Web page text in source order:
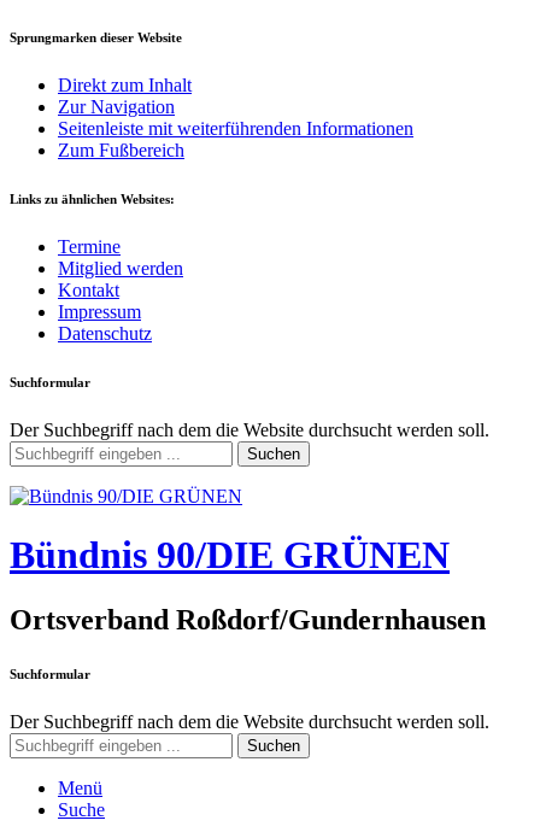
Sprungmarken dieser Website
Direkt zum Inhalt
Zur Navigation
Seitenleiste mit weiterführenden Informationen
Zum Fußbereich
Links zu ähnlichen Websites:
Termine
Mitglied werden
Kontakt
Impressum
Datenschutz
Suchformular
Der Suchbegriff nach dem die Website durchsucht werden soll.
Suchen
Bündnis 90/DIE GRÜNEN
Ortsverband Roßdorf/Gundernhausen
Suchformular
Der Suchbegriff nach dem die Website durchsucht werden soll.
Suchen
Menü
Suche